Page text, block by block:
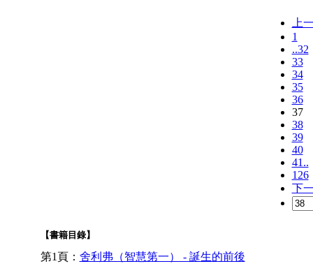
上
1
..32
33
34
35
36
37
38
39
40
41..
126
下
【書籍目錄】
第1頁： 舍利弗（智慧第一） - 誕生的前後